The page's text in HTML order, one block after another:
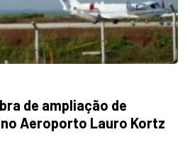
de ampliação de
Aeroporto Lauro Kortz